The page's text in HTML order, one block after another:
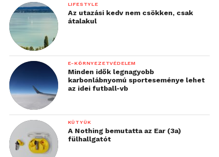
LIFESTYLE
Az utazási kedv nem csökken, csak
átalakul
E-KÖRNYEZETVÉDELEM
Minden idők legnagyobb
karbonlábnyomú sporteseménye lehet
az idei futball-vb
KÜTYÜK
A Nothing bemutatta az Ear (3a)
fülhallgatót